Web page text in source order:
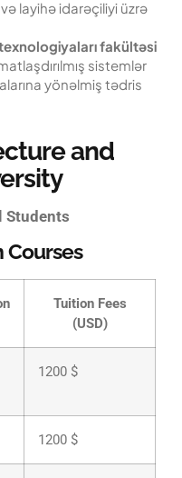
layihə idarəçiliyi üzrə
fakültəsi
sistemlər
yönəlmiş tədris
and
Students
Courses
Tuition Fees
(USD)
1200 $
1200 $